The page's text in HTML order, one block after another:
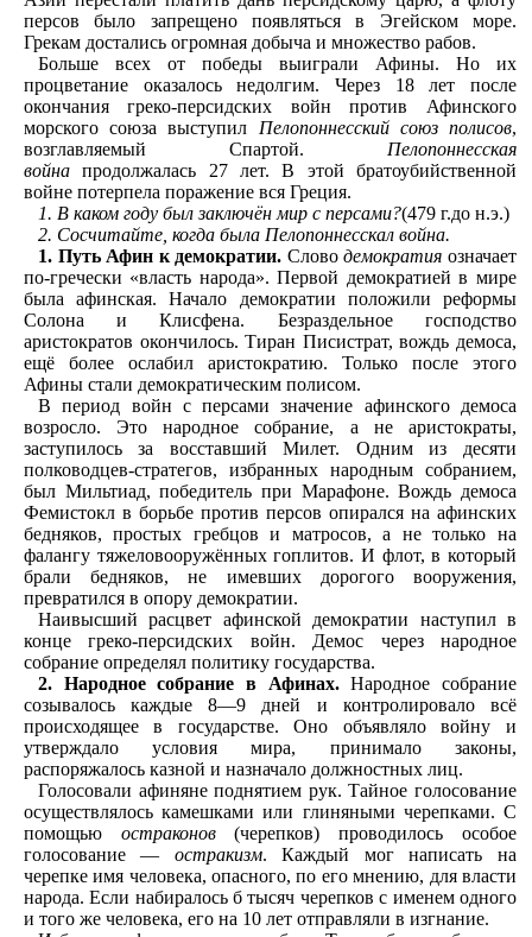
персов было запрещено появляться в Эгейском море.
Грекам достались огромная добыча и множество рабов.
Больше всех от победы выиграли Афины. Но их
процветание оказалось недолгим. Через 18 лет после
окончания греко-персидских войн против Афинского
морского союза выступил Пелопоннесский союз полисов,
возглавляемый Спартой. Пелопоннесская
война продолжалась 27 лет. В этой братоубийственной
войне потерпела поражение вся Греция.
1. В каком году был заключён мир с персами?(479 г.до н.э.)
2. Сосчитайте, когда была Пелопоннесскал война.
1. Путь Афин к демократии. Словодемократия означает
по-гречески «власть народа». Первой демократией в мире
была афинская. Начало демократии положили реформы
Солона и Клисфена. Безраздельное господство
аристократов окончилось. Тиран Писистрат, вождь демоса,
ещё более ослабил аристократию. Только после этого
Афины стали демократическим полисом.
В период войн с персами значение афинского демоса
возросло. Это народное собрание, а не аристократы,
заступилось за восставший Милет. Одним из десяти
полководцев-стратегов, избранных народным собранием,
был Мильтиад, победитель при Марафоне. Вождь демоса
Фемистокл в борьбе против персов опирался на афинских
бедняков, простых гребцов и матросов, а не только на
фалангу тяжеловооружённых гоплитов. И флот, в который
брали бедняков, не имевших дорогого вооружения,
превратился в опору демократии.
Наивысший расцвет афинской демократии наступил в
конце греко-персидских войн. Демос через народное
собрание определял политику государства.
2. Народное собрание в Афинах.Народное собрание
созывалось каждые 8—9 дней и контролировало всё
происходящее в государстве. Оно объявляло войну и
утверждало условия мира, принимало законы,
распоряжалось казной и назначало должностных лиц.
Голосовали афиняне поднятием рук. Тайное голосование
осуществлялось камешками или глиняными черепками. С
помощью остраконов(черепков) проводилось особое
голосование — остракизм. Каждый мог написать на
черепке имя человека, опасного, по его мнению, для власти
народа. Если набиралось б тысяч черепков с именем одного
и того же человека, его на 10 лет отправляли в изгнание.